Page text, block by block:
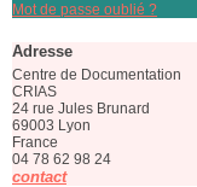
Mot de passe oublié ?
Adresse
Centre de Documentation
CRIAS
24 rue Jules Brunard
69003 Lyon
France
04 78 62 98 24
contact